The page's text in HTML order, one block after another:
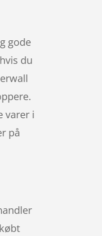
gode
du
varer i
på